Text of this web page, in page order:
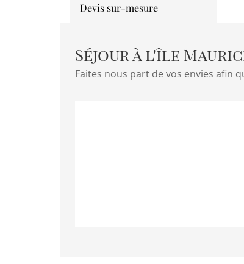
Devis sur-mesure
Séjour à l'île
Faites nous part de vos envies afin